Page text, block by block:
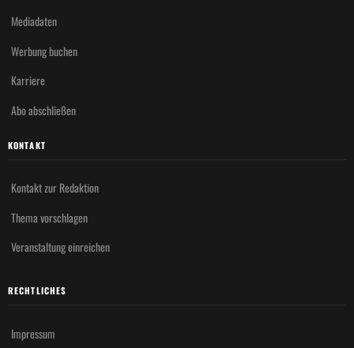
Mediadaten
Werbung buchen
Karriere
Abo abschließen
KONTAKT
Kontakt zur Redaktion
Thema vorschlagen
Veranstaltung einreichen
RECHTLICHES
Impressum